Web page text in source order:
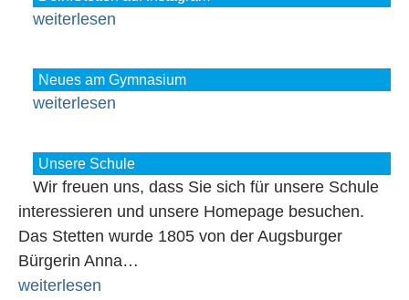
weiterlesen
Neues am Gymnasium
weiterlesen
Unsere Schule
Wir freuen uns, dass Sie sich für unsere Schule
interessieren und unsere Homepage besuchen.
Das Stetten wurde 1805 von der Augsburger
Bürgerin Anna…
weiterlesen